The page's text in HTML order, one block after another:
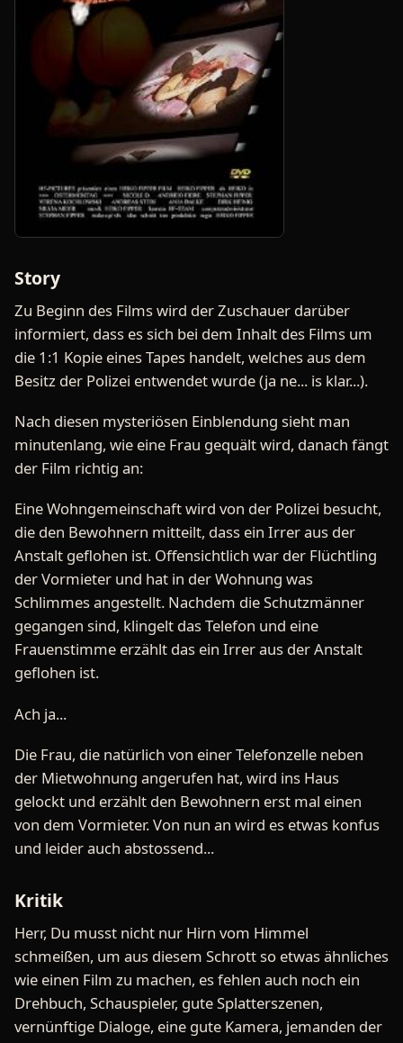
Story
Zu Beginn des Films wird der Zuschauer darüber
informiert, dass es sich bei dem Inhalt des Films um
die 1:1 Kopie eines Tapes handelt, welches aus dem
Besitz der Polizei entwendet wurde (ja ne... is klar...).
Nach diesen mysteriösen Einblendung sieht man
minutenlang, wie eine Frau gequält wird, danach fängt
der Film richtig an:
Eine Wohngemeinschaft wird von der Polizei besucht,
die den Bewohnern mitteilt, dass ein Irrer aus der
Anstalt geflohen ist. Offensichtlich war der Flüchtling
der Vormieter und hat in der Wohnung was
Schlimmes angestellt. Nachdem die Schutzmänner
gegangen sind, klingelt das Telefon und eine
Frauenstimme erzählt das ein Irrer aus der Anstalt
geflohen ist.
Ach ja...
Die Frau, die natürlich von einer Telefonzelle neben
der Mietwohnung angerufen hat, wird ins Haus
gelockt und erzählt den Bewohnern erst mal einen
von dem Vormieter. Von nun an wird es etwas konfus
und leider auch abstossend...
Kritik
Herr, Du musst nicht nur Hirn vom Himmel
schmeißen, um aus diesem Schrott so etwas ähnliches
wie einen Film zu machen, es fehlen auch noch ein
Drehbuch, Schauspieler, gute Splatterszenen,
vernünftige Dialoge, eine gute Kamera, jemanden der